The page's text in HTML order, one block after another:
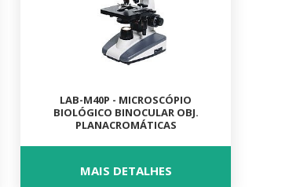
LAB-M40P - MICROSCÓPIO
BIOLÓGICO BINOCULAR OBJ.
PLANACROMÁTICAS
MAIS DETALHES